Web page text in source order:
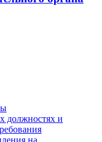
должностях и
на